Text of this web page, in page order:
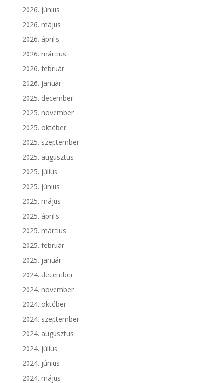
2026. június
2026. május
2026. április
2026. március
2026. február
2026. január
2025. december
2025. november
2025. október
2025. szeptember
2025. augusztus
2025. július
2025. június
2025. május
2025. április
2025. március
2025. február
2025. január
2024. december
2024. november
2024. október
2024. szeptember
2024. augusztus
2024. július
2024. június
2024. május